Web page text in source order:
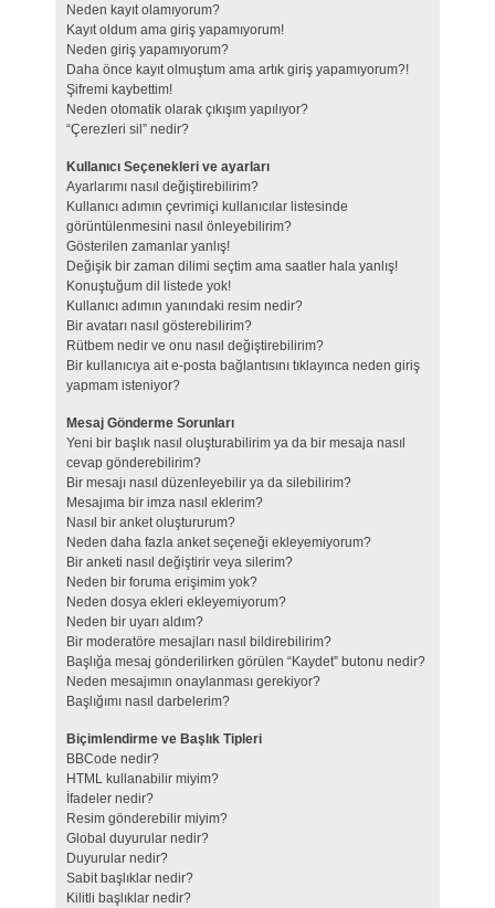
Neden kayıt olamıyorum?
Kayıt oldum ama giriş yapamıyorum!
Neden giriş yapamıyorum?
Daha önce kayıt olmuştum ama artık giriş yapamıyorum?!
Şifremi kaybettim!
Neden otomatik olarak çıkışım yapılıyor?
“Çerezleri sil” nedir?
Kullanıcı Seçenekleri ve ayarları
Ayarlarımı nasıl değiştirebilirim?
Kullanıcı adımın çevrimiçi kullanıcılar listesinde
görüntülenmesini nasıl önleyebilirim?
Gösterilen zamanlar yanlış!
Değişik bir zaman dilimi seçtim ama saatler hala yanlış!
Konuştuğum dil listede yok!
Kullanıcı adımın yanındaki resim nedir?
Bir avatarı nasıl gösterebilirim?
Rütbem nedir ve onu nasıl değiştirebilirim?
Bir kullanıcıya ait e-posta bağlantısını tıklayınca neden giriş
yapmam isteniyor?
Mesaj Gönderme Sorunları
Yeni bir başlık nasıl oluşturabilirim ya da bir mesaja nasıl
cevap gönderebilirim?
Bir mesajı nasıl düzenleyebilir ya da silebilirim?
Mesajıma bir imza nasıl eklerim?
Nasıl bir anket oluştururum?
Neden daha fazla anket seçeneği ekleyemiyorum?
Bir anketi nasıl değiştirir veya silerim?
Neden bir foruma erişimim yok?
Neden dosya ekleri ekleyemiyorum?
Neden bir uyarı aldım?
Bir moderatöre mesajları nasıl bildirebilirim?
Başlığa mesaj gönderilirken görülen “Kaydet” butonu nedir?
Neden mesajımın onaylanması gerekiyor?
Başlığımı nasıl darbelerim?
Biçimlendirme ve Başlık Tipleri
BBCode nedir?
HTML kullanabilir miyim?
İfadeler nedir?
Resim gönderebilir miyim?
Global duyurular nedir?
Duyurular nedir?
Sabit başlıklar nedir?
Kilitli başlıklar nedir?